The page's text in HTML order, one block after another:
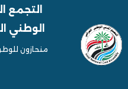
التجمع
الوطني
منحازون